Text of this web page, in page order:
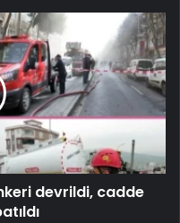
devrildi, cadde